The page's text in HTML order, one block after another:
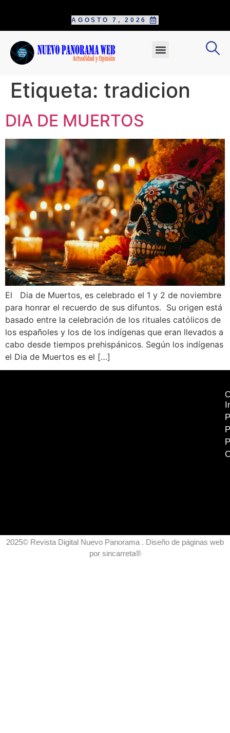
AGOSTO 7, 2026
Etiqueta: tradicion
DIA DE MUERTOS
El Dia de Muertos, es celebrado el 1 y 2 de noviembre
para honrar el recuerdo de sus difuntos. Su origen está
basado entre la celebración de los rituales católicos de
los españoles y los de los indígenas que eran llevados a
cabo desde tiempos prehispánicos. Según los indígenas
el Dia de Muertos es el […]
2025© Revista Digital Nuevo Panorama . Diseño de páginas web
por sincarreta®